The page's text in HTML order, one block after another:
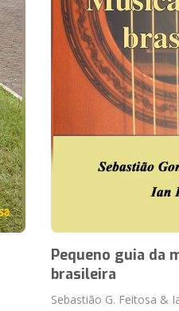
Pequeno guia da
brasileira
Sebastião G. Feitosa &